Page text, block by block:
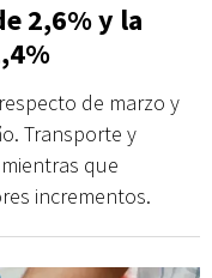
2,6% y la
de marzo y
Transporte y
que
incrementos.